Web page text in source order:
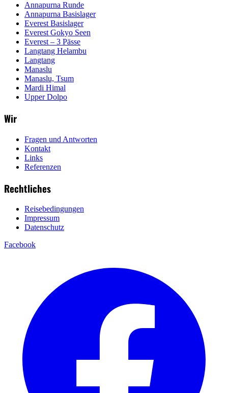
Annapurna Runde
Annapurna Basislager
Everest Basislager
Everest Gokyo Seen
Everest – 3 Pässe
Langtang Helambu
Langtang
Manaslu
Manaslu, Tsum
Mardi Himal
Upper Dolpo
Wir
Fragen und Antworten
Kontakt
Links
Referenzen
Rechtliches
Reisebedingungen
Impressum
Datenschutz
Facebook